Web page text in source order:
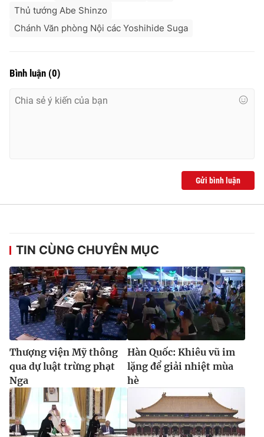
Thủ tướng Abe Shinzo
Chánh Văn phòng Nội các Yoshihide Suga
Bình luận (0)
Gửi bình luận
TIN CÙNG CHUYÊN MỤC
Thượng viện Mỹ thông
qua dự luật trừng phạt
Nga
Hàn Quốc: Khiêu vũ im
lặng để giải nhiệt mùa
hè